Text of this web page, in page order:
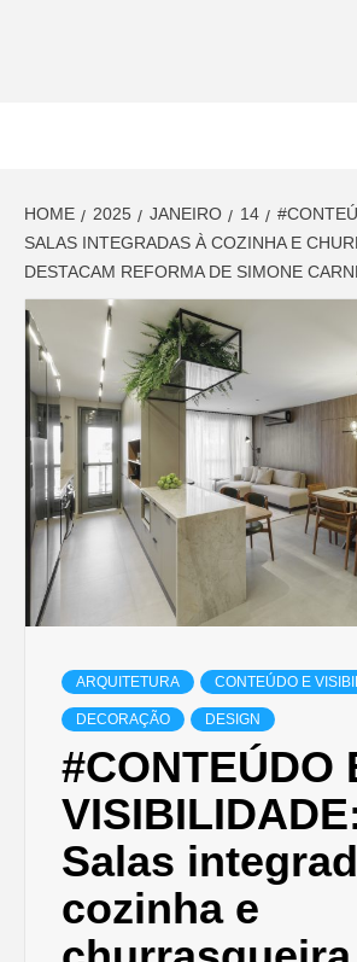
HOME 2025 JANEIRO 14
SALAS INTEGRADAS À COZINHA E
DESTACAM REFORMA DE SIMONE
ARQUITETURA CONTEÚDO E
DECORAÇÃO DESIGN
#CONTEÚDO
Salas
cozinha e